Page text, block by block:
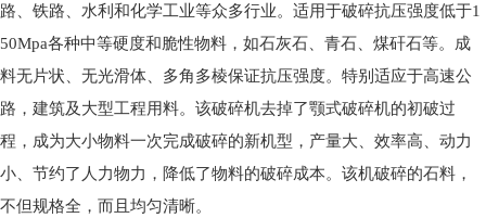
路、铁路、水利和化学工业等众多行业。适用于破碎抗压强度低于1
50Mpa各种中等硬度和脆性物料，如石灰石、青石、煤矸石等。成
料无片状、无光滑体、多角多棱保证抗压强度。特别适应于高速公
路，建筑及大型工程用料。该破碎机去掉了颚式破碎机的初破过
程，成为大小物料一次完成破碎的新机型，产量大、效率高、动力
小、节约了人力物力，降低了物料的破碎成本。该机破碎的石料，
不但规格全，而且均匀清晰。